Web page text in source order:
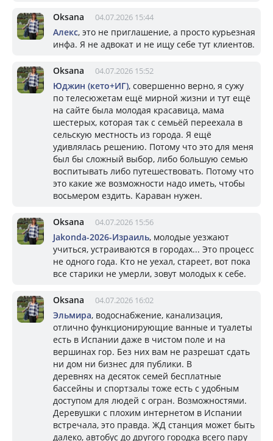
Oksana 04.07.2026 15:44
Алекс, это не приглашение, а просто курьезная
инфа. Я не адвокат и не ищу себе тут клиентов.
Oksana 04.07.2026 15:52
Юджин (кето+ИГ), совершенно верно, я сужу
по телесюжетам ещё мирной жизни и тут ещё
на сайте была молодая красавица, мама
шестерых, которая так с семьёй переехала в
сельскую местность из города. Я ещё
удивлялась решению. Потому что это для меня
был бы сложный выбор, либо большую семью
воспитывать либо путешествовать. Потому что
это какие же возможности надо иметь, чтобы
восьмером ездить. Караван нужен.
Oksana 04.07.2026 15:56
Jakonda-2026-Израиль, молодые уезжают
учиться, устраиваются в городах... Это процесс
не одного года. Кто не уехал, стареет, вот пока
все старики не умерли, зовут молодых к себе.
Oksana 04.07.2026 16:02
Эльмира, водоснабжение, канализация,
отлично функционирующие ванные и туалеты
есть в Испании даже в чистом поле и на
вершинах гор. Без них вам не разрешат сдать
ни дом ни бизнес для публики. В
деревнях на десяток семей бесплатные
бассейны и спортзалы тоже есть с удобным
доступом для людей с огран. Возможностями.
Деревушки с плохим интернетом в Испании
встречала, это правда. ЖД станция может быть
далеко, автобус до другого городка всего пару